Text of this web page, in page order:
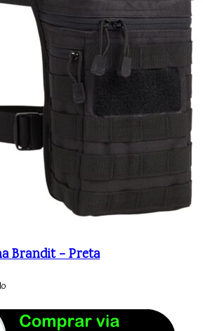
Brandit – Preta